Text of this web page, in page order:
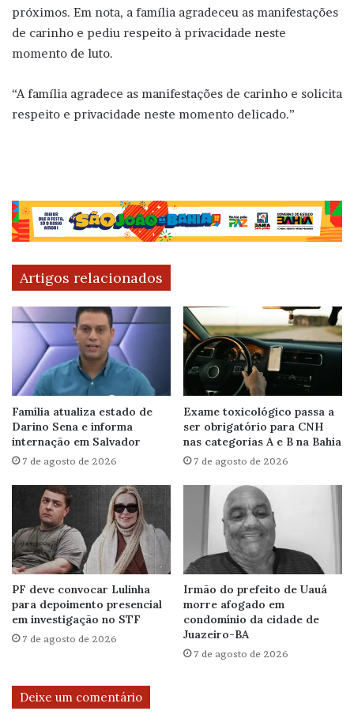
próximos. Em nota, a família agradeceu as manifestações
de carinho e pediu respeito à privacidade neste
momento de luto.
“A família agradece as manifestações de carinho e solicita
respeito e privacidade neste momento delicado.”
Artigos relacionados
Família atualiza estado de
Darino Sena e informa
internação em Salvador
7 de agosto de 2026
Exame toxicológico passa a
ser obrigatório para CNH
nas categorias A e B na Bahia
7 de agosto de 2026
PF deve convocar Lulinha
para depoimento presencial
em investigação no STF
7 de agosto de 2026
Irmão do prefeito de Uauá
morre afogado em
condomínio da cidade de
Juazeiro-BA
7 de agosto de 2026
Deixe um comentário